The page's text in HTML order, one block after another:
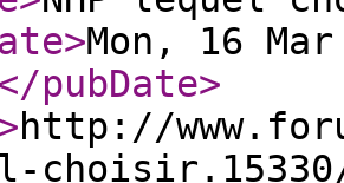
>Mon, 16
pubDate>
http://